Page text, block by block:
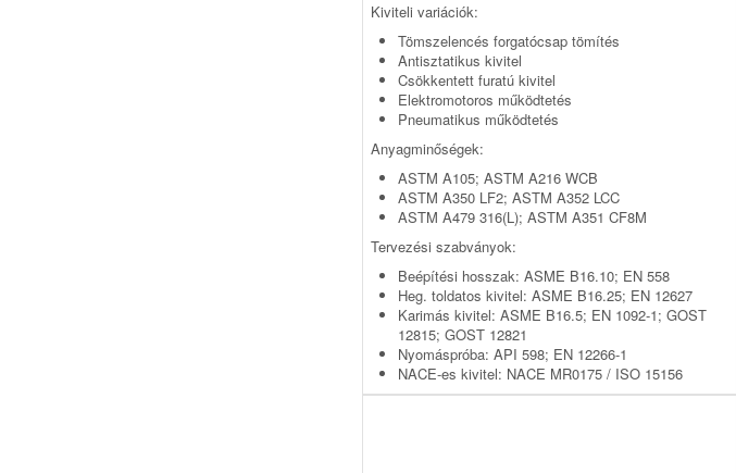
Kiviteli variációk:
Tömszelencés forgatócsap tömítés
Antisztatikus kivitel
Csökkentett furatú kivitel
Elektromotoros működtetés
Pneumatikus működtetés
Anyagminőségek:
ASTM A105; ASTM A216 WCB
ASTM A350 LF2; ASTM A352 LCC
ASTM A479 316(L); ASTM A351 CF8M
Tervezési szabványok:
Beépítési hosszak: ASME B16.10; EN 558
Heg. toldatos kivitel: ASME B16.25; EN 12627
Karimás kivitel: ASME B16.5; EN 1092-1; GOST
12815; GOST 12821
Nyomáspróba: API 598; EN 12266-1
NACE-es kivitel: NACE MR0175 / ISO 15156